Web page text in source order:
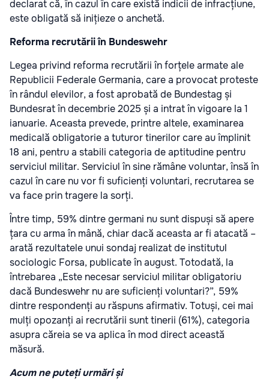
declarat că, în cazul în care există indicii de infracțiune,
este obligată să inițieze o anchetă.
Reforma recrutării în Bundeswehr
Legea privind reforma recrutării în forțele armate ale
Republicii Federale Germania, care a provocat proteste
în rândul elevilor, a fost aprobată de Bundestag și
Bundesrat în decembrie 2025 și a intrat în vigoare la 1
ianuarie. Aceasta prevede, printre altele, examinarea
medicală obligatorie a tuturor tinerilor care au împlinit
18 ani, pentru a stabili categoria de aptitudine pentru
serviciul militar. Serviciul în sine rămâne voluntar, însă în
cazul în care nu vor fi suficienți voluntari, recrutarea se
va face prin tragere la sorți.
Între timp, 59% dintre germani nu sunt dispuși să apere
țara cu arma în mână, chiar dacă aceasta ar fi atacată –
arată rezultatele unui sondaj realizat de institutul
sociologic Forsa, publicate în august. Totodată, la
întrebarea „Este necesar serviciul militar obligatoriu
dacă Bundeswehr nu are suficienți voluntari?”, 59%
dintre respondenți au răspuns afirmativ. Totuși, cei mai
mulți opozanți ai recrutării sunt tinerii (61%), categoria
asupra căreia se va aplica în mod direct această
măsură.
Acum ne puteți urmări și